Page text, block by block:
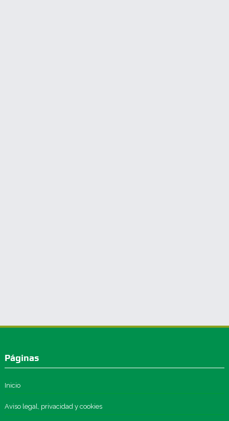
Páginas
Inicio
Aviso legal, privacidad y cookies